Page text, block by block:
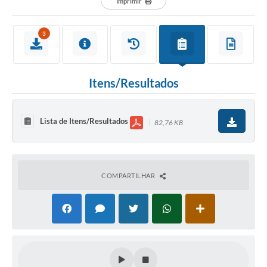
3
Itens/Resultados
Lista de Itens/Resultados 82,76 KB
COMPARTILHAR